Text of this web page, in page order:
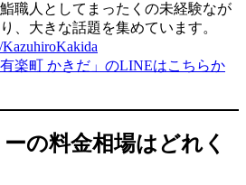
職人としてまったくの未経験なが
、大きな話題を集めています。
KazuhiroKakida
有楽町 かきだ」のLINEはこちらか
の料金相場はどれく